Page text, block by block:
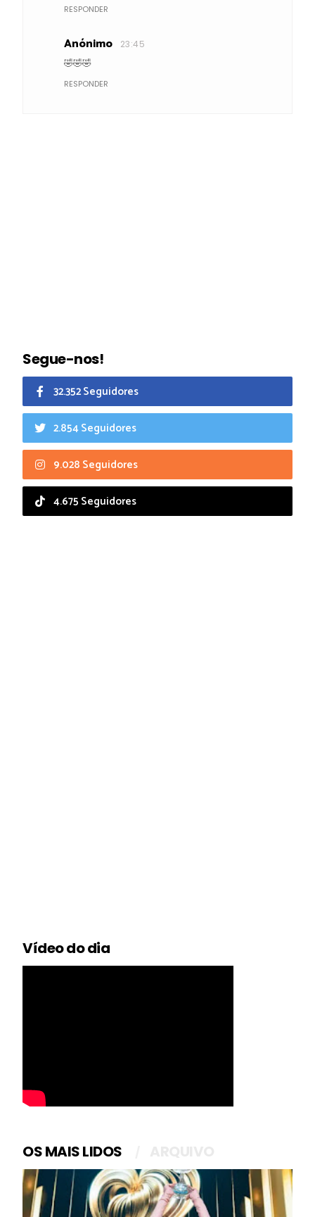
RESPONDER
Anónimo 23:45
🤣🤣🤣
RESPONDER
Segue-nos!
32.352 Seguidores
2.854 Seguidores
9.028 Seguidores
4.675 Seguidores
Vídeo do dia
OS MAIS LIDOS